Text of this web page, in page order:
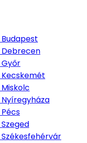
Budapest
Debrecen
Győr
Kecskemét
Miskolc
Nyíregyháza
Pécs
Szeged
Székesfehérvár